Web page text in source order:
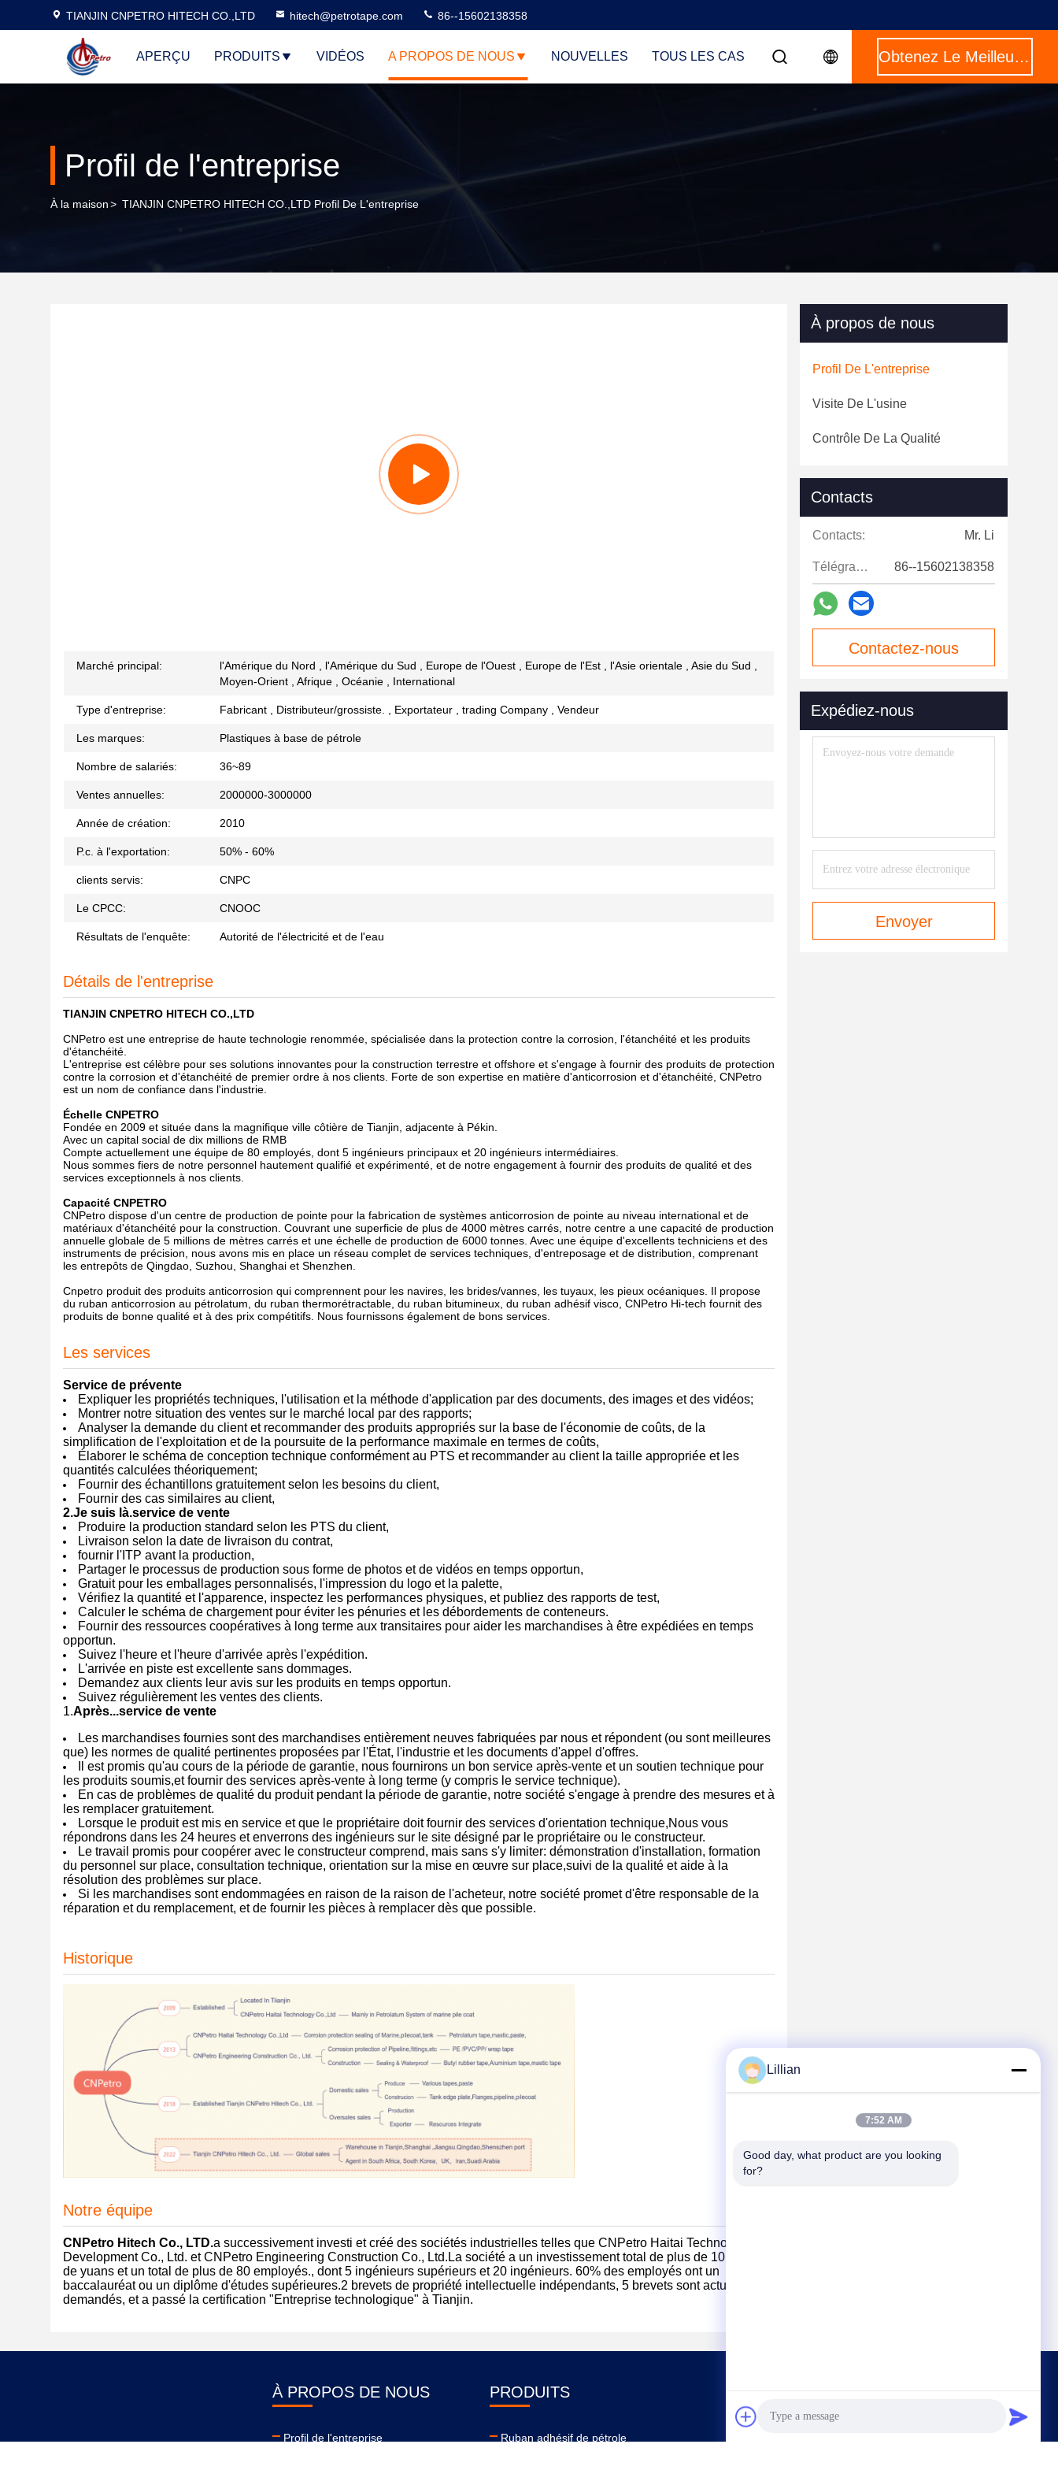
TIANJIN CNPETRO HITECH CO.,LTD hitech@petrotape.com 86--15602138358
APERÇU PRODUITS VIDÉOS A PROPOS DE NOUS NOUVELLES TOUS LES CAS Obtenez Le Meilleur Prix
Profil de l'entreprise
À la maison> TIANJIN CNPETRO HITECH CO.,LTD Profil De L'entreprise
Marché principal:
l'Amérique du Nord , l'Amérique du Sud , Europe de l'Ouest , Europe de l'Est , l'Asie orientale , Asie du Sud ,
Moyen-Orient , Afrique , Océanie , International
Type d'entreprise: Fabricant , Distributeur/grossiste. , Exportateur , trading Company , Vendeur
Les marques: Plastiques à base de pétrole
Nombre de salariés: 36~89
Ventes annuelles: 2000000-3000000
Année de création: 2010
P.c. à l'exportation: 50% - 60%
clients servis: CNPC
Le CPCC: CNOOC
Résultats de l'enquête: Autorité de l'électricité et de l'eau
Détails de l'entreprise
TIANJIN CNPETRO HITECH CO.,LTD
CNPetro est une entreprise de haute technologie renommée, spécialisée dans la protection contre la corrosion, l'étanchéité et les produits
d'étanchéité.
L'entreprise est célèbre pour ses solutions innovantes pour la construction terrestre et offshore et s'engage à fournir des produits de protection
contre la corrosion et d'étanchéité de premier ordre à nos clients. Forte de son expertise en matière d'anticorrosion et d'étanchéité, CNPetro
est un nom de confiance dans l'industrie.
Échelle CNPETRO
Fondée en 2009 et située dans la magnifique ville côtière de Tianjin, adjacente à Pékin.
Avec un capital social de dix millions de RMB
Compte actuellement une équipe de 80 employés, dont 5 ingénieurs principaux et 20 ingénieurs intermédiaires.
Nous sommes fiers de notre personnel hautement qualifié et expérimenté, et de notre engagement à fournir des produits de qualité et des
services exceptionnels à nos clients.
Capacité CNPETRO
CNPetro dispose d'un centre de production de pointe pour la fabrication de systèmes anticorrosion de pointe au niveau international et de
matériaux d'étanchéité pour la construction. Couvrant une superficie de plus de 4000 mètres carrés, notre centre a une capacité de production
annuelle globale de 5 millions de mètres carrés et une échelle de production de 6000 tonnes. Avec une équipe d'excellents techniciens et des
instruments de précision, nous avons mis en place un réseau complet de services techniques, d'entreposage et de distribution, comprenant
les entrepôts de Qingdao, Suzhou, Shanghai et Shenzhen.
Cnpetro produit des produits anticorrosion qui comprennent pour les navires, les brides/vannes, les tuyaux, les pieux océaniques. Il propose
du ruban anticorrosion au pétrolatum, du ruban thermorétractable, du ruban bitumineux, du ruban adhésif visco, CNPetro Hi-tech fournit des
produits de bonne qualité et à des prix compétitifs. Nous fournissons également de bons services.
Les services
Service de prévente
Expliquer les propriétés techniques, l'utilisation et la méthode d'application par des documents, des images et des vidéos;
Montrer notre situation des ventes sur le marché local par des rapports;
Analyser la demande du client et recommander des produits appropriés sur la base de l'économie de coûts, de la
simplification de l'exploitation et de la poursuite de la performance maximale en termes de coûts,
Élaborer le schéma de conception technique conformément au PTS et recommander au client la taille appropriée et les
quantités calculées théoriquement;
Fournir des échantillons gratuitement selon les besoins du client,
Fournir des cas similaires au client,
2.Je suis là.service de vente
Produire la production standard selon les PTS du client,
Livraison selon la date de livraison du contrat,
fournir l'ITP avant la production,
Partager le processus de production sous forme de photos et de vidéos en temps opportun,
Gratuit pour les emballages personnalisés, l'impression du logo et la palette,
Vérifiez la quantité et l'apparence, inspectez les performances physiques, et publiez des rapports de test,
Calculer le schéma de chargement pour éviter les pénuries et les débordements de conteneurs.
Fournir des ressources coopératives à long terme aux transitaires pour aider les marchandises à être expédiées en temps
opportun.
Suivez l'heure et l'heure d'arrivée après l'expédition.
L'arrivée en piste est excellente sans dommages.
Demandez aux clients leur avis sur les produits en temps opportun.
Suivez régulièrement les ventes des clients.
1.Après...service de vente
Les marchandises fournies sont des marchandises entièrement neuves fabriquées par nous et répondent (ou sont meilleures
que) les normes de qualité pertinentes proposées par l'État, l'industrie et les documents d'appel d'offres.
Il est promis qu'au cours de la période de garantie, nous fournirons un bon service après-vente et un soutien technique pour
les produits soumis,et fournir des services après-vente à long terme (y compris le service technique).
En cas de problèmes de qualité du produit pendant la période de garantie, notre société s'engage à prendre des mesures et à
les remplacer gratuitement.
Lorsque le produit est mis en service et que le propriétaire doit fournir des services d'orientation technique,Nous vous
répondrons dans les 24 heures et enverrons des ingénieurs sur le site désigné par le propriétaire ou le constructeur.
Le travail promis pour coopérer avec le constructeur comprend, mais sans s'y limiter: démonstration d'installation, formation
du personnel sur place, consultation technique, orientation sur la mise en œuvre sur place,suivi de la qualité et aide à la
résolution des problèmes sur place.
Si les marchandises sont endommagées en raison de la raison de l'acheteur, notre société promet d'être responsable de la
réparation et du remplacement, et de fournir les pièces à remplacer dès que possible.
Historique
Notre équipe
CNPetro Hitech Co., LTD.a successivement investi et créé des sociétés industrielles telles que CNPetro Haitai Technology
Development Co., Ltd. et CNPetro Engineering Construction Co., Ltd.La société a un investissement total de plus de 10 millions
de yuans et un total de plus de 80 employés., dont 5 ingénieurs supérieurs et 20 ingénieurs. 60% des employés ont un
baccalauréat ou un diplôme d'études supérieures.2 brevets de propriété intellectuelle indépendants, 5 brevets sont actuellement
demandés, et a passé la certification "Entreprise technologique" à Tianjin.
À propos de nous
Profil De L'entreprise
Visite De L'usine
Contrôle De La Qualité
Contacts
Contacts: Mr. Li
Télégramme: 86--15602138358
Contactez-nous
Expédiez-nous
Envoyer
À PROPOS DE NOUS
Profil de l'entreprise
PRODUITS
Ruban adhésif de pétrole
Lillian
7:52 AM
Good day, what product are you looking
for?